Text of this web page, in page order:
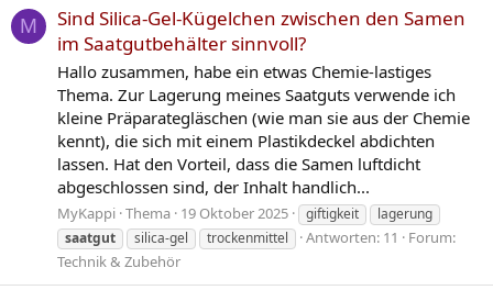
M
Sind Silica-Gel-Kügelchen zwischen den Samen
im Saatgutbehälter sinnvoll?
Hallo zusammen, habe ein etwas Chemie-lastiges
Thema. Zur Lagerung meines Saatguts verwende ich
kleine Präparategläschen (wie man sie aus der Chemie
kennt), die sich mit einem Plastikdeckel abdichten
lassen. Hat den Vorteil, dass die Samen luftdicht
abgeschlossen sind, der Inhalt handlich...
MyKappi Thema 19 Oktober 2025 giftigkeit
lagerung
saatgut
silica-gel trockenmittel Antworten: 11
Forum:
Technik & Zubehör